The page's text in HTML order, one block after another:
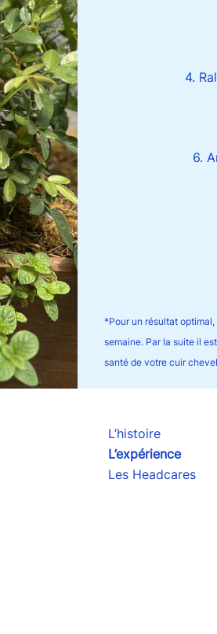
4.
6.
*Pour un résultat
semaine. Par la suite il
santé de votre cuir
L’histoire
L’expérience
Les Headcares